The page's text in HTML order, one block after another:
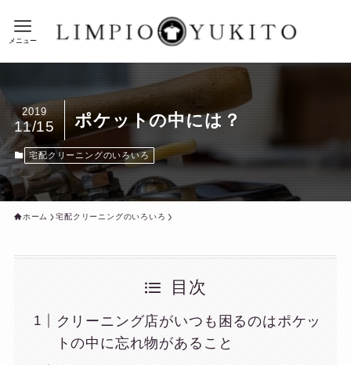
メニュー
ポケットの中には？
2019
11/15
宅配クリーニングのいろいろ
ホーム 宅配クリーニングのいろいろ
目次
クリーニング店がいつも困るのはポケッ
トの中に忘れ物があること